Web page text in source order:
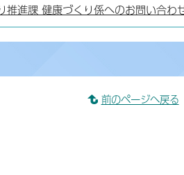
推進課 健康づくり係へのお問い合わ
前のページへ戻る